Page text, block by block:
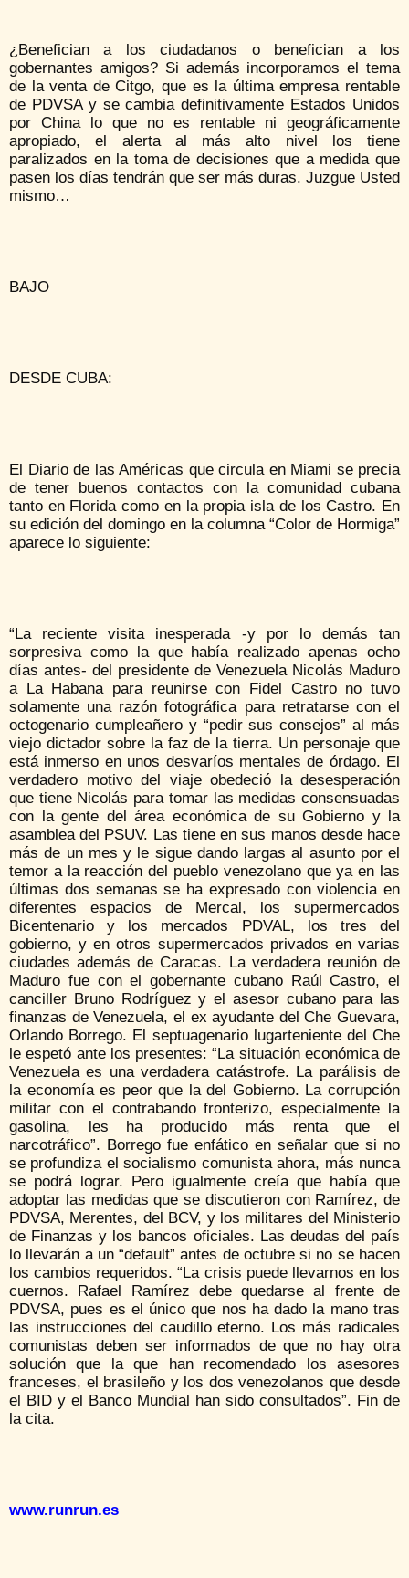
¿Benefician a los ciudadanos o benefician a los
gobernantes amigos? Si además incorporamos el tema
de la venta de Citgo, que es la última empresa rentable
de PDVSA y se cambia definitivamente Estados Unidos
por China lo que no es rentable ni geográficamente
apropiado, el alerta al más alto nivel los tiene
paralizados en la toma de decisiones que a medida que
pasen los días tendrán que ser más duras. Juzgue Usted
mismo…
BAJO
DESDE CUBA:
El Diario de las Américas que circula en Miami se precia
de tener buenos contactos con la comunidad cubana
tanto en Florida como en la propia isla de los Castro. En
su edición del domingo en la columna “Color de Hormiga”
aparece lo siguiente:
“La reciente visita inesperada -y por lo demás tan
sorpresiva como la que había realizado apenas ocho
días antes- del presidente de Venezuela Nicolás Maduro
a La Habana para reunirse con Fidel Castro no tuvo
solamente una razón fotográfica para retratarse con el
octogenario cumpleañero y “pedir sus consejos” al más
viejo dictador sobre la faz de la tierra. Un personaje que
está inmerso en unos desvaríos mentales de órdago. El
verdadero motivo del viaje obedeció la desesperación
que tiene Nicolás para tomar las medidas consensuadas
con la gente del área económica de su Gobierno y la
asamblea del PSUV. Las tiene en sus manos desde hace
más de un mes y le sigue dando largas al asunto por el
temor a la reacción del pueblo venezolano que ya en las
últimas dos semanas se ha expresado con violencia en
diferentes espacios de Mercal, los supermercados
Bicentenario y los mercados PDVAL, los tres del
gobierno, y en otros supermercados privados en varias
ciudades además de Caracas. La verdadera reunión de
Maduro fue con el gobernante cubano Raúl Castro, el
canciller Bruno Rodríguez y el asesor cubano para las
finanzas de Venezuela, el ex ayudante del Che Guevara,
Orlando Borrego. El septuagenario lugarteniente del Che
le espetó ante los presentes: “La situación económica de
Venezuela es una verdadera catástrofe. La parálisis de
la economía es peor que la del Gobierno. La corrupción
militar con el contrabando fronterizo, especialmente la
gasolina, les ha producido más renta que el
narcotráfico”. Borrego fue enfático en señalar que si no
se profundiza el socialismo comunista ahora, más nunca
se podrá lograr. Pero igualmente creía que había que
adoptar las medidas que se discutieron con Ramírez, de
PDVSA, Merentes, del BCV, y los militares del Ministerio
de Finanzas y los bancos oficiales. Las deudas del país
lo llevarán a un “default” antes de octubre si no se hacen
los cambios requeridos. “La crisis puede llevarnos en los
cuernos. Rafael Ramírez debe quedarse al frente de
PDVSA, pues es el único que nos ha dado la mano tras
las instrucciones del caudillo eterno. Los más radicales
comunistas deben ser informados de que no hay otra
solución que la que han recomendado los asesores
franceses, el brasileño y los dos venezolanos que desde
el BID y el Banco Mundial han sido consultados”. Fin de
la cita.
www.runrun.es